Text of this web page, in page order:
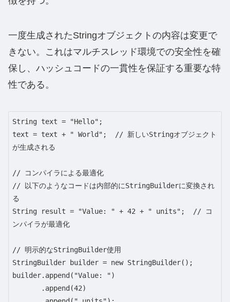
一度生成されたStringオブジェクトの内容は変更で
きない。これはマルチスレッド環境での安全性を確
保し、ハッシュコードの一貫性を保証する重要な特
性である。
String text = "Hello";
text = text + " World";  // 新しいStringオブジェクト
が生成される
// コンパイラによる最適化
// 以下のようなコードは内部的にStringBuilderに変換され
る
String result = "Value: " + 42 + " units";  // コ
ンパイラが最適化
// 明示的なStringBuilder使用
StringBuilder builder = new StringBuilder();
builder.append("Value: ")